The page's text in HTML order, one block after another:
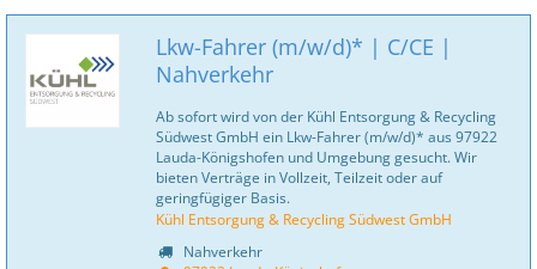
Lkw-Fahrer (m/w/d)* | C/CE |
Nahverkehr
Ab sofort wird von der Kühl Entsorgung & Recycling
Südwest GmbH ein Lkw-Fahrer (m/w/d)* aus 97922
Lauda-Königshofen und Umgebung gesucht. Wir
bieten Verträge in Vollzeit, Teilzeit oder auf
geringfügiger Basis.
Kühl Entsorgung & Recycling Südwest GmbH
Nahverkehr